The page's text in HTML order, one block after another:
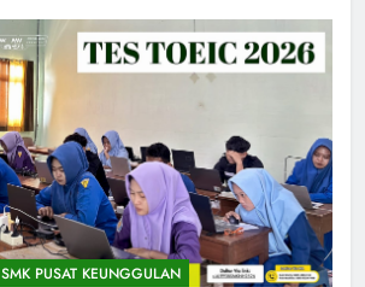
SMK PUSAT KEUNGGULAN